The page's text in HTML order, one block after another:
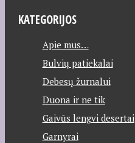
KATEGORIJOS
Apie mus…
Bulvių patiekalai
Debesų žurnalui
Duona ir ne tik
Gaivūs lengvi desertai
Garnyrai